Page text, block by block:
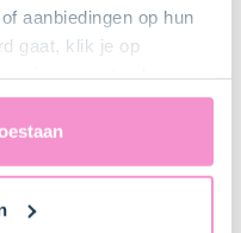
aanbiedingen op hun
gaat, klik je op
naar de
49 AVG. Raadpleeg
in de Verenigde